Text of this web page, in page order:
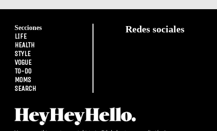
Secciones
LIFE
HEALTH
STYLE
VOGUE
TO-DO
MOMS
SEARCH
Redes sociales